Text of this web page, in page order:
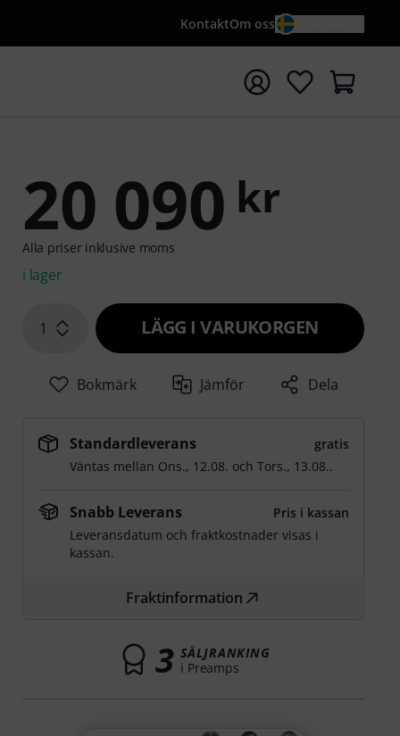
KontaktOm oss
sökningen med söktermen {searchTerm}
20 090 kr
Alla priser inklusive moms
i lager
1 LÄGG I VARUKORGEN
Bokmärk Jämför Dela
Standardleverans
gratis
Väntas mellan Ons., 12.08. ochTors., 13.08..
Snabb Leverans
Pris i kassan
Leveransdatum och fraktkostnader visas i
kassan.
Fraktinformation
3 SÄLJRANKING
i Preamps